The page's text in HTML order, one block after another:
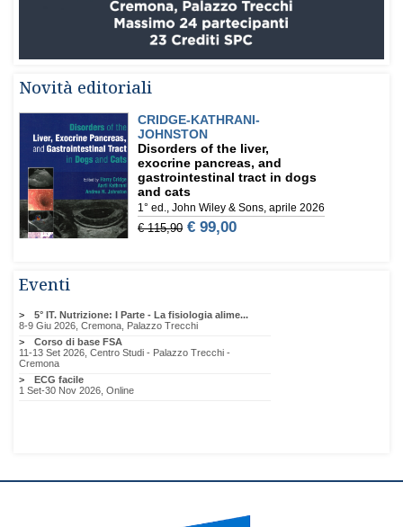
Novità editoriali
Eventi